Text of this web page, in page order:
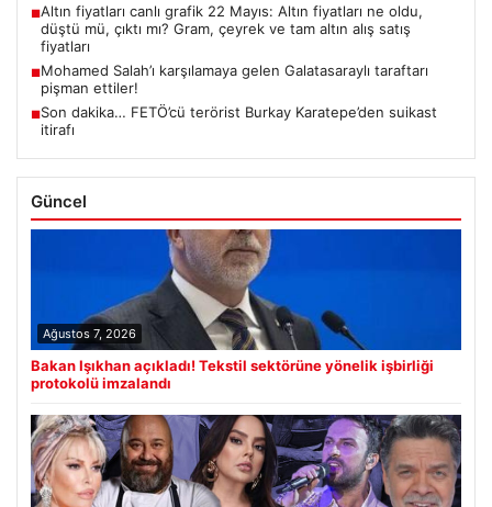
■Altın fiyatları canlı grafik 22 Mayıs: Altın fiyatları ne oldu,
düştü mü, çıktı mı? Gram, çeyrek ve tam altın alış satış
fiyatları
■Mohamed Salah’ı karşılamaya gelen Galatasaraylı taraftarı
pişman ettiler!
■Son dakika… FETÖ’cü terörist Burkay Karatepe’den suikast
itirafı
Güncel
Ağustos 7, 2026
Bakan Işıkhan açıkladı! Tekstil sektörüne yönelik işbirliği
protokolü imzalandı